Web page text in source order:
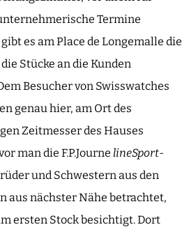
Termine
es am Place de Longemalle die
Stücke an die Kunden
Besucher von Swisswatches
genau hier, am Ort des
Zeitmesser des Hauses
man die F.P.Journe lineSport-
und Schwestern aus den
aus nächster Nähe betrachtet,
ersten Stock besichtigt. Dort